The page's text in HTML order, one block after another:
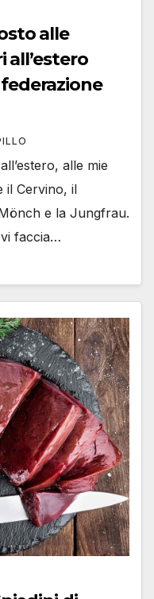
alle
all’estero
alle mie
il Cervino, il
e la Jungfrau.
faccia…